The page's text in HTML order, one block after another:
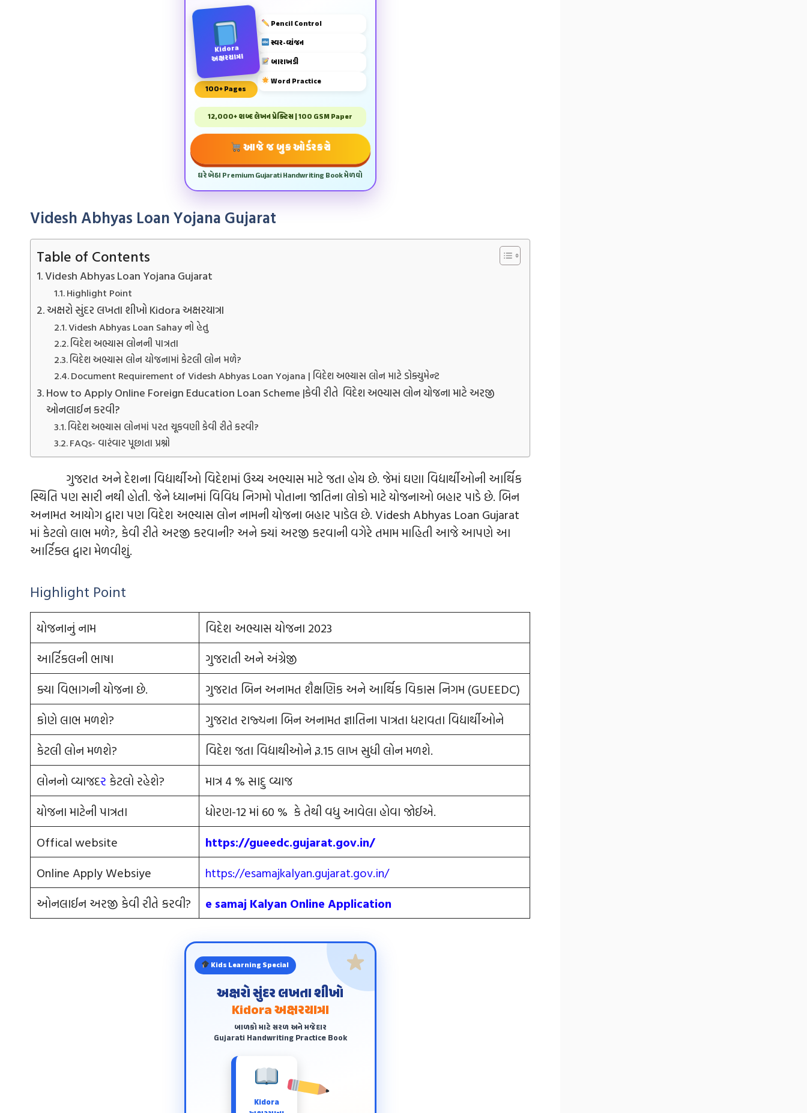
Kidora
અક્ષરયાત્રા
100+ Pages
Pencil Control
સ્વર-વ્યંજન
બારાખડી
Word Practice
12,000+ શબ્દ લેખન પ્રેક્ટિસ | 100 GSM Paper
આજે જ બુક ઓર્ડર કરો
ઘરે બેઠા Premium Gujarati Handwriting Book મેળવો
Videsh Abhyas Loan Yojana Gujarat
Table of Contents
Videsh Abhyas Loan Yojana Gujarat
Highlight Point
અક્ષરો સુંદર લખતા શીખો Kidora અક્ષરયાત્રા
Videsh Abhyas Loan Sahay નો હેતુ
વિદેશ અભ્યાસ લોનની પાત્રતા
વિદેશ અભ્યાસ લોન યોજનામાં કેટલી લોન મળે?
Document Requirement of Videsh Abhyas Loan Yojana | વિદેશ અભ્યાસ લોન માટે ડોક્યુમેન્‍ટ
How to Apply Online Foreign Education Loan Scheme |કેવી રીતે વિદેશ અભ્યાસ લોન યોજના માટે અરજી
ઓનલાઈન કરવી?
વિદેશ અભ્યાસ લોનમાં પરત ચૂકવણી કેવી રીતે કરવી?
FAQs- વારંવાર પૂછાતા પ્રશ્નો
ગુજરાત અને દેશના વિદ્યાર્થીઓ વિદેશમાં ઉચ્ચ અભ્યાસ માટે જતા હોય છે. જેમાં ઘણા વિદ્યાર્થીઓની આર્થિક
સ્થિતિ પણ સારી નથી હોતી. જેને ધ્યાનમાં વિવિધ નિગમો પોતાના જાતિના લોકો માટે યોજનાઓ બહાર પાડે છે. બિન
અનામત આયોગ દ્વારા પણ વિદેશ અભ્યાસ લોન નામની યોજના બહાર પાડેલ છે. Videsh Abhyas Loan Gujarat
માં કેટલો લાભ મળે?, કેવી રીતે અરજી કરવાની? અને ક્યાં અરજી કરવાની વગેરે તમામ માહિતી આજે આપણે આ
આર્ટિક્લ દ્વારા મેળવીશું.
Highlight Point
યોજનાનું નામ
વિદેશ અભ્યાસ યોજના 2023
આર્ટિકલની ભાષા
ગુજરાતી અને અંગ્રેજી
ક્યા વિભાગની યોજના છે.
ગુજરાત બિન અનામત શૈક્ષણિક અને આર્થિક વિકાસ નિગમ (GUEEDC)
કોણે લાભ મળશે?
ગુજરાત રાજ્યના બિન અનામત જ્ઞાતિના પાત્રતા ધરાવતા વિદ્યાર્થીઓને
કેટલી લોન મળશે?
વિદેશ જતા વિદ્યાથીઓને રૂ.15 લાખ સુધી લોન મળશે.
લોનનો વ્યાજદર કેટલો રહેશે?
માત્ર 4 % સાદુ વ્યાજ
યોજના માટેની પાત્રતા
ધોરણ-12 માં 60 % કે તેથી વધુ આવેલા હોવા જોઈએ.
Offical website
https://gueedc.gujarat.gov.in/
Online Apply Websiye
https://esamajkalyan.gujarat.gov.in/
ઓનલાઈન અરજી કેવી રીતે કરવી?
e samaj Kalyan Online Application
Kids Learning Special
અક્ષરો સુંદર લખતા શીખો
Kidora અક્ષરયાત્રા
બાળકો માટે સરળ અને મજેદાર
Gujarati Handwriting Practice Book
Kidora